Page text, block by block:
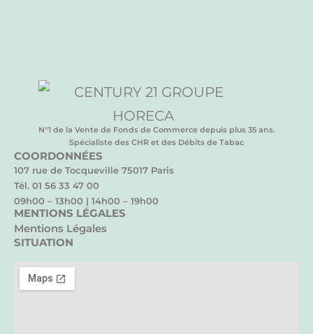
N°1 de la Vente de Fonds de Commerce depuis plus 35 ans.
Spécialiste des CHR et des Débits de Tabac
COORDONNÉES
107 rue de Tocqueville 75017 Paris
Tél. 01 56 33 47 00
09h00 – 13h00 | 14h00 – 19h00
MENTIONS LÉGALES
Mentions Légales
SITUATION